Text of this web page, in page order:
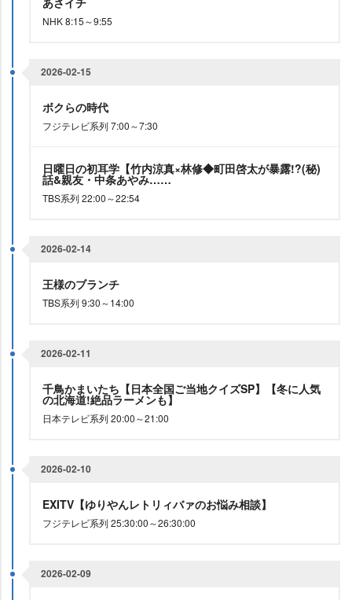
NHK 8:15～9:55
2026-02-15
ボクらの時代
フジテレビ系列 7:00～7:30
日曜日の初耳学【竹内涼真×林修◆町田啓太が暴露!?(秘)
話&親友・中条あやみ……
TBS系列 22:00～22:54
2026-02-14
王様のブランチ
TBS系列 9:30～14:00
2026-02-11
千鳥かまいたち【日本全国ご当地クイズSP】【冬に人気
の北海道!絶品ラーメンも】
日本テレビ系列 20:00～21:00
2026-02-10
EXITV【ゆりやんレトリィバァのお悩み相談】
フジテレビ系列 25:30:00～26:30:00
2026-02-09